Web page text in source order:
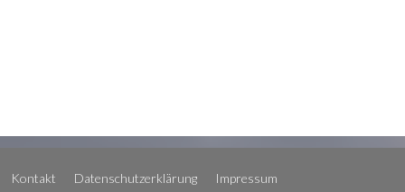
Kontakt Datenschutzerklärung
Impressum